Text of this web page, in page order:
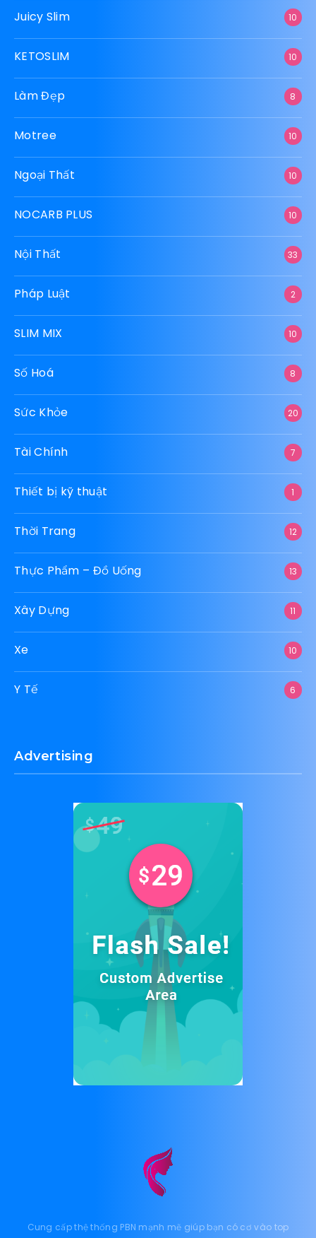
Juicy Slim 10
KETOSLIM 10
Làm Đẹp 8
Motree 10
Ngoại Thất 10
NOCARB PLUS 10
Nội Thất 33
Pháp Luật 2
SLIM MIX 10
Số Hoá 8
Sức Khỏe 20
Tài Chính 7
Thiết bị kỹ thuật 1
Thời Trang 12
Thực Phẩm – Đồ Uống 13
Xây Dựng 11
Xe 10
Y Tế 6
Advertising
Cung cấp thệ thống PBN mạnh mẽ giúp bạn có cơ vào top